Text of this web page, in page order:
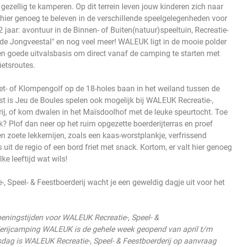
te kamperen. Op dit terrein leven jouw kinderen zich naar
genoeg te beleven in de verschillende speelgelegenheden voor
jaar: avontuur in de Binnen- of Buiten(natuur)speeltuin, Recreatie-
Jongveestal" en nog veel meer! WALEUK ligt in de mooie polder
goede uitvalsbasis om direct vanaf de camping te starten met
of Klompengolf op de 18-holes baan in het weiland tussen de
is Jeu de Boules spelen ook mogelijk bij WALEUK Recreatie-,
of kom dwalen in het Maïsdoolhof met de leuke speurtocht. Toe
Plof dan neer op het ruim opgezette boerderijterras en proef
zoete lekkernijen, zoals een kaas-worstplankje, verfrissend
de regio of een bord friet met snack. Kortom, er valt hier genoeg
leeftijd wat wils!
, Speel- & Feestboerderij wacht je een geweldig dagje uit voor het
voor WALEUK Recreatie-, Speel- &
WALEUK is de gehele week geopend van april t/m
is WALEUK Recreatie-, Speel- & Feestboerderij op aanvraag